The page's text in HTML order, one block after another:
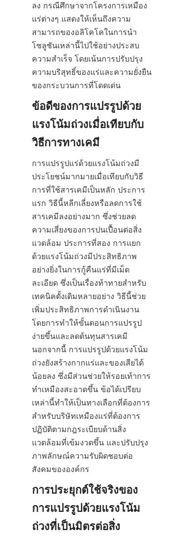
ลง กรณีศึกษาจากโครงการเหมือง
แร่ต่างๆ แสดงให้เห็นถึงความ
สามารถของอลิโคโคในการนำ
โซลูชันเหล่านี้ไปใช้อย่างประสบ
ความสำเร็จ โดยเน้นการปรับปรุง
ความบริสุทธิ์ของแร่และความยั่งยืน
ของกระบวนการที่โดดเด่น
ข้อดีของการแปรรูปด้วย
แรงโน้มถ่วงเมื่อเทียบกับ
การแปรรูปแร่ด้วยแรงโน้มถ่วงมี
ประโยชน์มากมายเมื่อเทียบกับวิธี
การที่ใช้สารเคมีเป็นหลัก ประการ
แรก วิธีนี้หลีกเลี่ยงหรือลดการใช้
สารเคมีลงอย่างมาก ซึ่งช่วยลด
ความเสี่ยงของการปนเปื้อนต่อสิ่ง
แวดล้อม ประการที่สอง การแยก
ด้วยแรงโน้มถ่วงมีประสิทธิภาพ
อย่างยิ่งในการกู้คืนแร่ที่มีเม็ด
ละเอียด ซึ่งเป็นเรื่องท้าทายสำหรับ
เทคนิคดั้งเดิมหลายอย่าง วิธีนี้ช่วย
เพิ่มประสิทธิภาพการดำเนินงาน
โดยการทำให้ขั้นตอนการแปรรูป
ง่ายขึ้นและลดต้นทุนสารเคมี
นอกจากนี้ การแปรรูปด้วยแรงโน้ม
ถ่วงยังสร้างกากแร่และของเสียได้
น้อยลง ซึ่งมีส่วนช่วยให้รอยเท้าการ
ทำเหมืองสะอาดขึ้น ข้อได้เปรียบ
เหล่านี้ทำให้เป็นทางเลือกที่ต้องการ
สำหรับบริษัทเหมืองแร่ที่ต้องการ
ปฏิบัติตามกฎระเบียบด้านสิ่ง
แวดล้อมที่เข้มงวดขึ้น และปรับปรุง
ภาพลักษณ์ความรับผิดชอบต่อ
สังคมขององค์กร
การประยุกต์ใช้จริงของ
การแปรรูปด้วยแรงโน้ม
ถ่วงที่เป็นมิตรต่อสิ่ง